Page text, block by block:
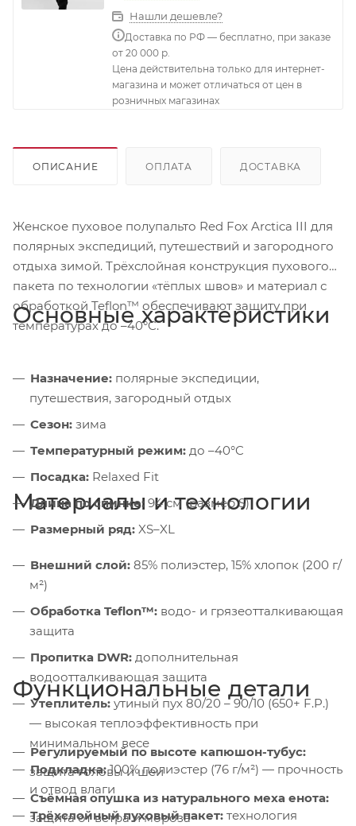
Нашли дешевле?
Доставка по РФ — бесплатно, при заказе
от 20 000 р.
Цена действительна только для интернет-
магазина и может отличаться от цен в
розничных магазинах
ОПИСАНИЕ ОПЛАТА ДОСТАВКА
Женское пуховое полупальто Red Fox Arctica III для
полярных экспедиций, путешествий и загородного
отдыха зимой. Трёхслойная конструкция пухового
пакета по технологии «тёплых швов» и материал с
обработкой Teflon™ обеспечивают защиту при
температурах до –40°C.
Основные характеристики
Назначение: полярные экспедиции,
путешествия, загородный отдых
Сезон: зима
Температурный режим: до –40°C
Посадка: Relaxed Fit
Длина по спинке: 94 см (размер S)
Размерный ряд: XS–XL
Материалы и технологии
Внешний слой: 85% полиэстер, 15% хлопок (200 г/
м²)
Обработка Teflon™: водо- и грязеотталкивающая
защита
Пропитка DWR: дополнительная
водоотталкивающая защита
Утеплитель: утиный пух 80/20 – 90/10 (650+ F.P.)
— высокая теплоэффективность при
минимальном весе
Подкладка:100% полиэстер (76 г/м²) — прочность
и отвод влаги
Трёхслойный пуховый пакет: технология
Функциональные детали
Регулируемый по высоте капюшон-тубус:
защита головы и шеи
Съёмная опушка из натурального меха енота:
защита от ветра и мороза